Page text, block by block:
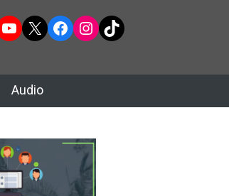
YouTube
X Facebook
Instagram
TikTok
Audio